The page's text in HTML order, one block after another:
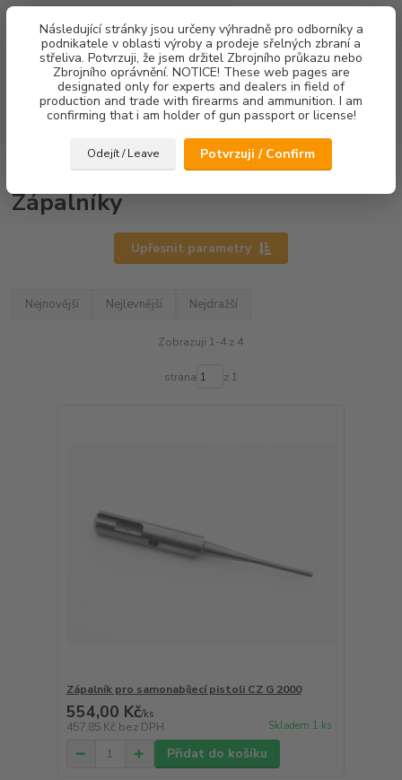
Následující stránky jsou určeny výhradně pro odborníky a
podnikatele v oblasti výroby a prodeje sřelných zbraní a
střeliva. Potvrzuji, že jsem držitel Zbrojního průkazu nebo
Zbrojního oprávnění. NOTICE! These web pages are
designated only for experts and dealers in field of
production and trade with firearms and ammunition. I am
confirming that i am holder of gun passport or license!
Odejít / Leave Potvrzuji / Confirm
Menu
Hledat
za0,00 Kč
Zápalníky
Upřesnit parametry
Nejnovější Nejlevnější Nejdražší
Zobrazuji 1-4 z 4
strana z 1
Zápalník pro samonabíjecí pistoli CZ G 2000
554,00 Kč/ks
457,85 Kč bez DPH Skladem 1 ks
Přidat do košíku